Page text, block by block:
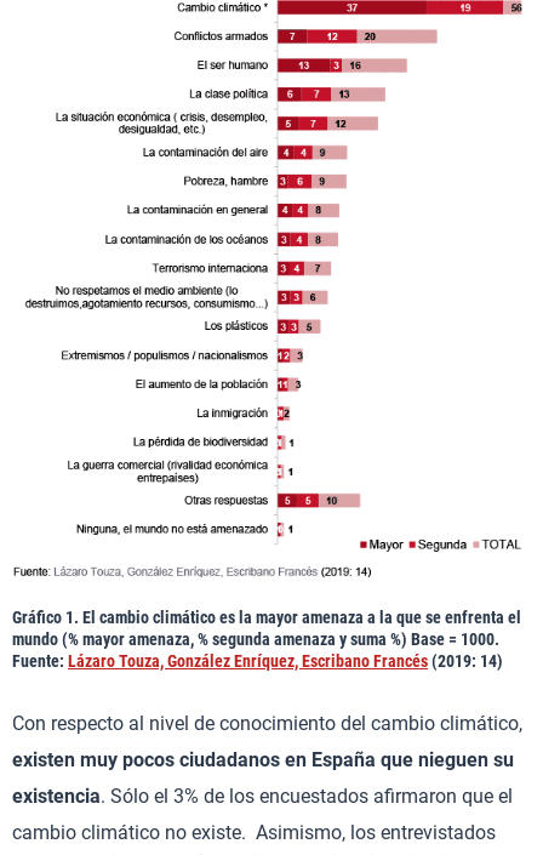
Gráfico 1. El cambio climático es la mayor amenaza a la que se enfrenta el
mundo (% mayor amenaza, % segunda amenaza y suma %) Base = 1000.
Fuente: Lázaro Touza, González Enríquez, Escribano Francés(2019: 14)
Con respecto al nivel de conocimiento del cambio climático,
existen muy pocos ciudadanos en España que nieguen su
existencia. Sólo el 3% de los encuestados afirmaron que el
cambio climático no existe. Asimismo, los entrevistados